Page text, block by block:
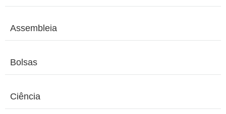
Assembleia
Bolsas
Ciência